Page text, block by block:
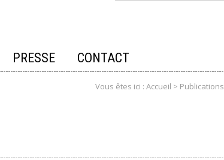
PRESSE CONTACT
Vous êtes ici : Accueil > Publications